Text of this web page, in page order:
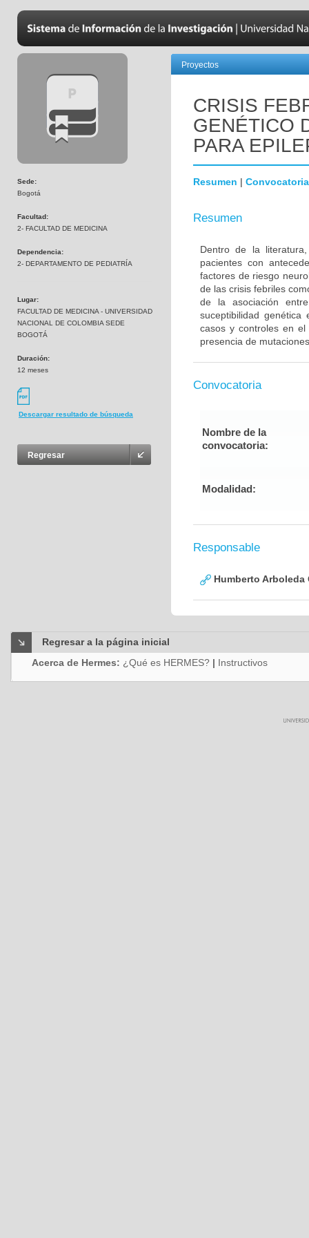
Sede:
Bogotá
Facultad:
2- FACULTAD DE MEDICINA
Dependencia:
2- DEPARTAMENTO DE PEDIATRÍA
Lugar:
FACULTAD DE MEDICINA - UNIVERSIDAD
NACIONAL DE COLOMBIA SEDE
BOGOTÁ
Duración:
12 meses
Descargar resultado de búsqueda
Regresar
Proyectos
CRISIS
GENÉTICO
PARA
Resumen | Convocatoria
Resumen
Dentro de la
pacientes con
factores de riesgo
de las crisis febriles
de la asociación
suceptibilidad
casos y controles en
presencia de
Convocatoria
Nombre de la
convocatoria:
Modalidad:
Responsable
Humberto Arboleda
Regresar a la página inicial
Acerca de Hermes: ¿Qué es HERMES? | Instructivos